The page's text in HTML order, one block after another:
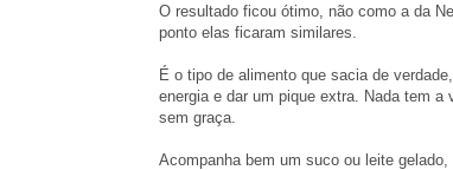
O resultado ficou ótimo, não como a da
ponto elas ficaram similares.
É o tipo de alimento que sacia de
energia e dar um pique extra. Nada tem
sem graça.
Acompanha bem um suco ou leite